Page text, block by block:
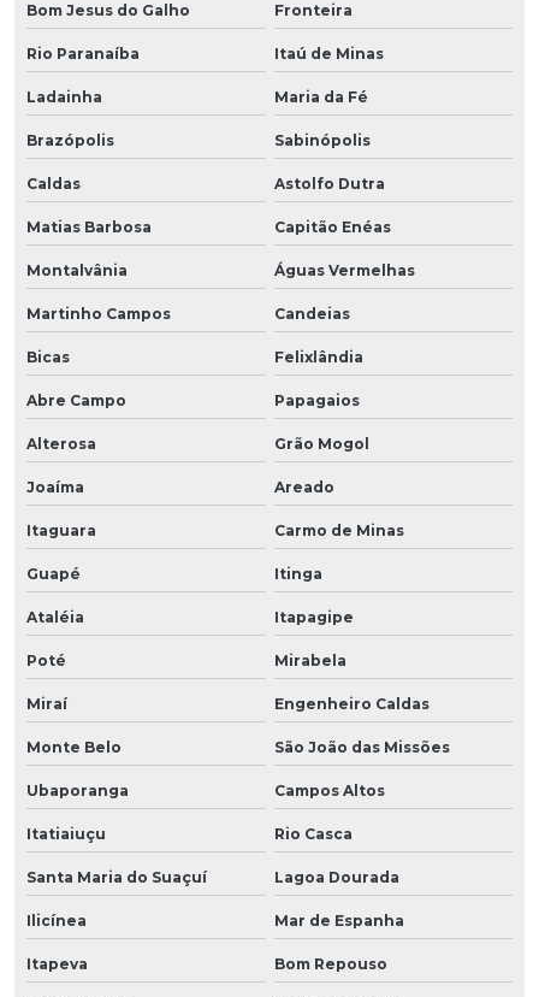
Bom Jesus do Galho Fronteira
Rio Paranaíba Itaú de Minas
Ladainha Maria da Fé
Brazópolis Sabinópolis
Caldas Astolfo Dutra
Matias Barbosa Capitão Enéas
Montalvânia Águas Vermelhas
Martinho Campos Candeias
Bicas Felixlândia
Abre Campo Papagaios
Alterosa Grão Mogol
Joaíma Areado
Itaguara Carmo de Minas
Guapé Itinga
Ataléia Itapagipe
Poté Mirabela
Miraí Engenheiro Caldas
Monte Belo São João das Missões
Ubaporanga Campos Altos
Itatiaiuçu Rio Casca
Santa Maria do Suaçuí Lagoa Dourada
Ilicínea Mar de Espanha
Itapeva Bom Repouso